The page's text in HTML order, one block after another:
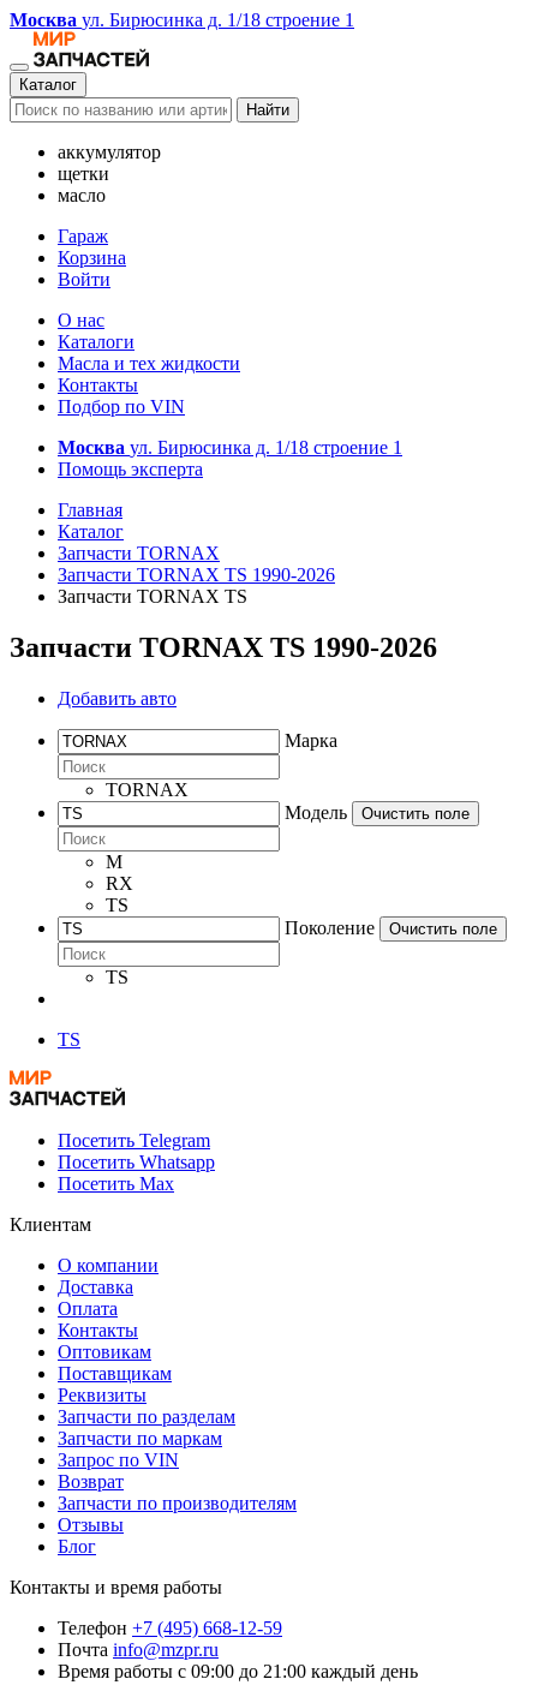
Москва ул. Бирюсинка д. 1/18 строение 1
Каталог
Найти
аккумулятор
щетки
масло
Гараж
Корзина
Войти
О нас
Каталоги
Масла и тех жидкости
Контакты
Подбор по VIN
Москва ул. Бирюсинка д. 1/18 строение 1
Помощь эксперта
Главная
Каталог
Запчасти TORNAX
Запчасти TORNAX TS 1990-2026
Запчасти TORNAX TS
Запчасти TORNAX TS 1990-2026
Добавить авто
Марка
TORNAX
Модель
Очистить поле
M
RX
TS
Поколение
Очистить поле
TS
TS
Посетить Telegram
Посетить Whatsapp
Посетить Max
Клиентам
О компании
Доставка
Оплата
Контакты
Оптовикам
Поставщикам
Реквизиты
Запчасти по разделам
Запчасти по маркам
Запрос по VIN
Возврат
Запчасти по производителям
Отзывы
Блог
Контакты и время работы
Телефон +7 (495) 668-12-59
Почта info@mzpr.ru
Время работы с 09:00 до 21:00 каждый день